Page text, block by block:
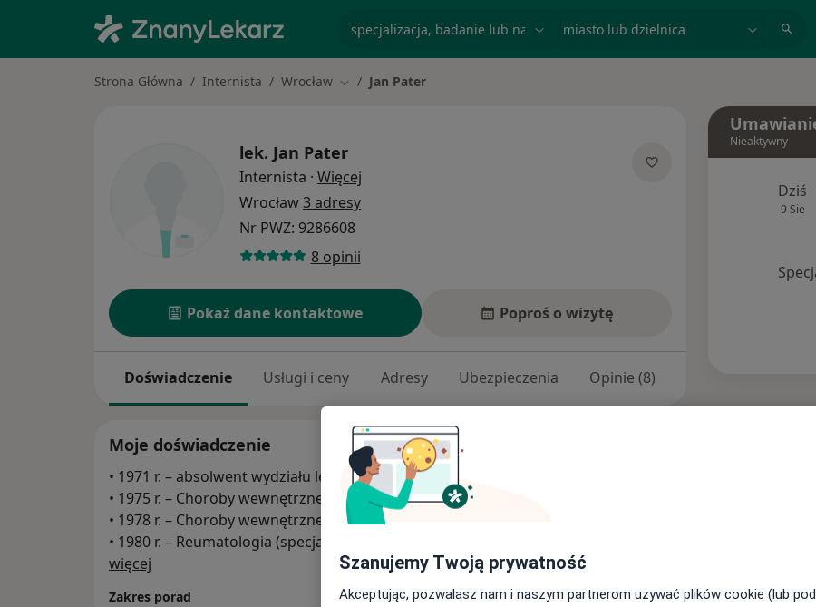
Strona Główna Internista Wrocław Zmień miasto
Jan Pater
lek. Jan Pater
Internista · Więcej
Wrocław3 adresy
Nr PWZ: 9286608
8 opinii
Pokaż dane kontaktowe Poproś o wizytę
Doświadczenie Usługi i ceny Adresy Ubezpieczenia Opinie (8)
Moje doświadczenie
• 1971 r. – absolwent wydziału lekarskiego, uzyskanie PWZ Lekarza
• 1975 r. – Choroby wewnętrzne (specjalizacja I st.)
• 1978 r. – Choroby wewnętrzne (specjalizacja II st.)
• 1980 r. – Reumatologia (specjalizacja II st.)
więcej
Zakres porad
Nieaktywny
Dziś
9 Sie
Szanujemy Twoją prywatność
Akceptując, pozwalasz nam i naszym partnerom używać plików cookie (lub